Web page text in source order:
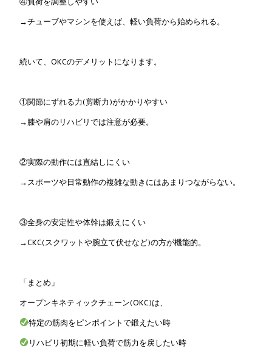
→チューブやマシンを使えば、軽い負荷から始められる。
続いて、OKCのデメリットになります。
①関節にずれる力(剪断力)がかかりやすい
→膝や肩のリハビリでは注意が必要。
②実際の動作には直結しにくい
→スポーツや日常動作の複雑な動きにはあまりつながらない。
③全身の安定性や体幹は鍛えにくい
→CKC(スクワットや腕立て伏せなど)の方が機能的。
「まとめ」
オープンキネティックチェーン(OKC)は、
特定の筋肉をピンポイントで鍛えたい時
リハビリ初期に軽い負荷で筋力を戻したい時